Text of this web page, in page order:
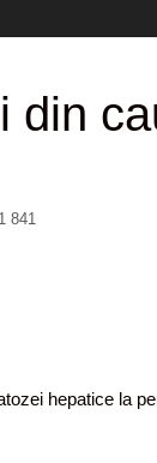
din
841
hepatice la